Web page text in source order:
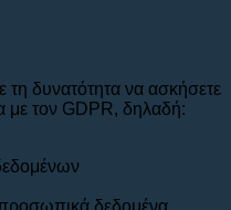
δυνατότητα να ασκήσετε
με τον GDPR, δηλαδή:
δεδομένα